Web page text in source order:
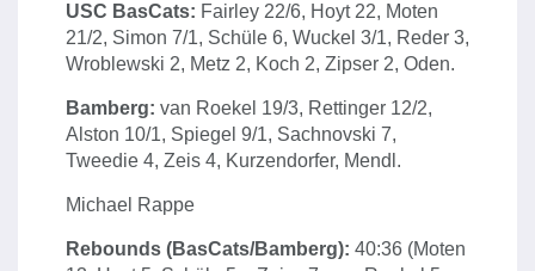
USC BasCats: Fairley 22/6, Hoyt 22, Moten
21/2, Simon 7/1, Schüle 6, Wuckel 3/1, Reder 3,
Wroblewski 2, Metz 2, Koch 2, Zipser 2, Oden.
Bamberg: van Roekel 19/3, Rettinger 12/2,
Alston 10/1, Spiegel 9/1, Sachnovski 7,
Tweedie 4, Zeis 4, Kurzendorfer, Mendl.
Michael Rappe
Rebounds (BasCats/Bamberg): 40:36 (Moten